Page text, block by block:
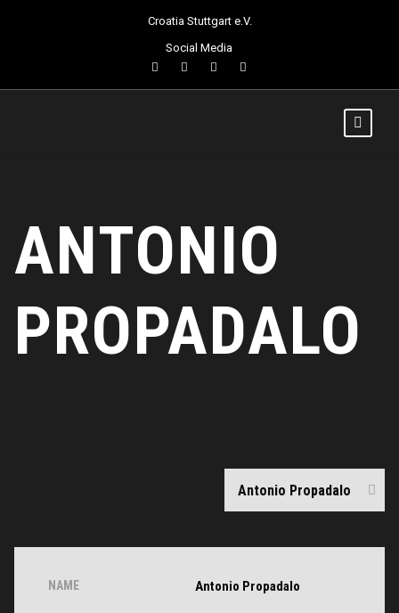
Croatia Stuttgart e.V.
Social Media
ANTONIO
PROPADALO
NAME Antonio Propadalo